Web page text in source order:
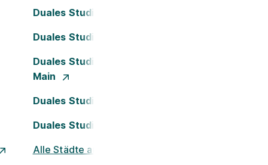
Duales Studium Bielefeld
Duales Studium Dortmund
Duales Studium Frankfurt am
Main
Duales Studium Köln
Duales Studium Nürnberg
Alle Städte ansehen